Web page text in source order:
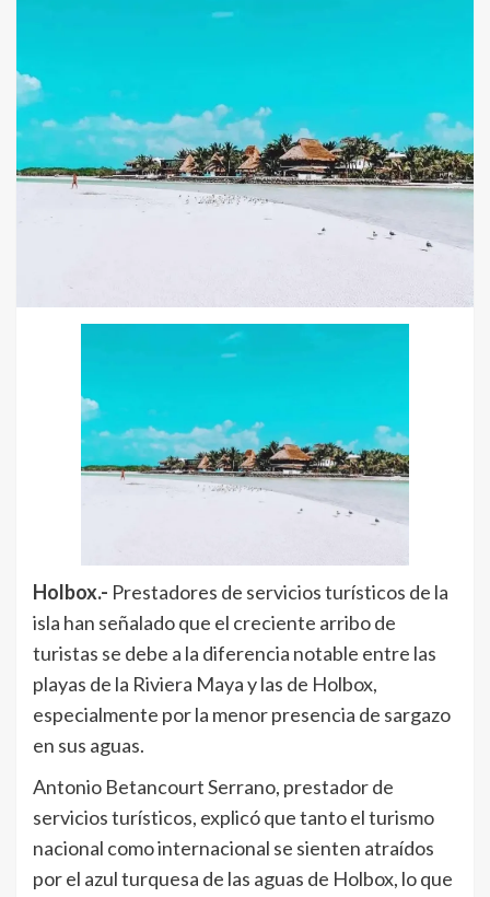
Holbox.- Prestadores de servicios turísticos de la
isla han señalado que el creciente arribo de
turistas se debe a la diferencia notable entre las
playas de la Riviera Maya y las de Holbox,
especialmente por la menor presencia de sargazo
en sus aguas.
Antonio Betancourt Serrano, prestador de
servicios turísticos, explicó que tanto el turismo
nacional como internacional se sienten atraídos
por el azul turquesa de las aguas de Holbox, lo que